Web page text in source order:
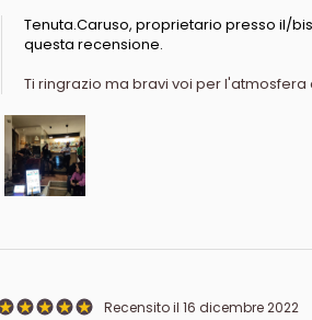
Tenuta.Caruso, proprietario presso il/
questa recensione.
Ti ringrazio ma bravi voi per l'atmosfera
Recensito il 16 dicembre 2022